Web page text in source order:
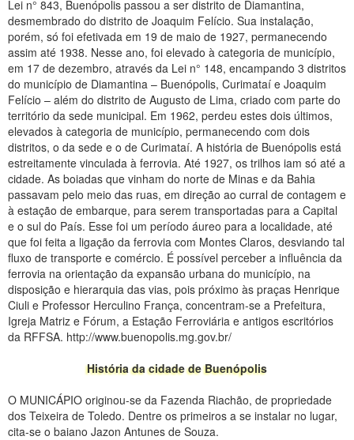
Lei n° 843, Buenópolis passou a ser distrito de Diamantina,
desmembrado do distrito de Joaquim Felício. Sua instalação,
porém, só foi efetivada em 19 de maio de 1927, permanecendo
assim até 1938. Nesse ano, foi elevado à categoria de município,
em 17 de dezembro, através da Lei n° 148, encampando 3 distritos
do município de Diamantina – Buenópolis, Curimataí e Joaquim
Felício – além do distrito de Augusto de Lima, criado com parte do
território da sede municipal. Em 1962, perdeu estes dois últimos,
elevados à categoria de município, permanecendo com dois
distritos, o da sede e o de Curimataí. A história de Buenópolis está
estreitamente vinculada à ferrovia. Até 1927, os trilhos iam só até a
cidade. As boiadas que vinham do norte de Minas e da Bahia
passavam pelo meio das ruas, em direção ao curral de contagem e
à estação de embarque, para serem transportadas para a Capital
e o sul do País. Esse foi um período áureo para a localidade, até
que foi feita a ligação da ferrovia com Montes Claros, desviando tal
fluxo de transporte e comércio. É possível perceber a influência da
ferrovia na orientação da expansão urbana do município, na
disposição e hierarquia das vias, pois próximo às praças Henrique
Ciuli e Professor Herculino França, concentram-se a Prefeitura,
Igreja Matriz e Fórum, a Estação Ferroviária e antigos escritórios
da RFFSA. http://www.buenopolis.mg.gov.br/
História da cidade de Buenópolis
O MUNICÁPIO originou-se da Fazenda Riachão, de propriedade
dos Teixeira de Toledo. Dentre os primeiros a se instalar no lugar,
cita-se o baiano Jazon Antunes de Souza.